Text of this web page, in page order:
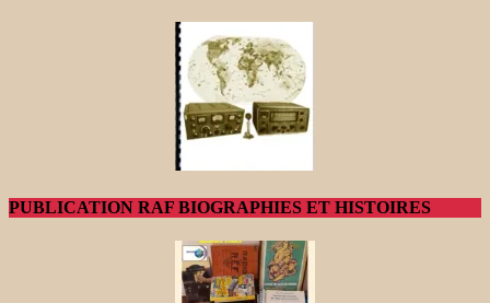
PUBLICATION RAF BIOGRAPHIES ET HISTOIRES